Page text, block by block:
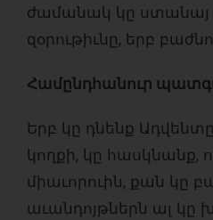
ժամանակ կը ստանայ
զօրութիւնը, երբ
Համընդհանուր
Երբ կը դնենք
կողքի, կը հասկնանք,
միաւորուին, քան կը
աւանդոյթներն ալ կը